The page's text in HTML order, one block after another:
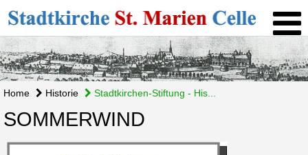
Home Historie Stadtkirchen-Stiftung - His...
SOMMERWIND